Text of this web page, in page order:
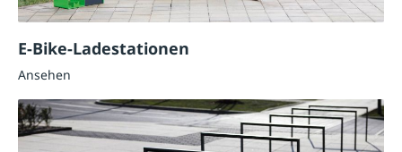
E-Bike-Ladestationen
Ansehen